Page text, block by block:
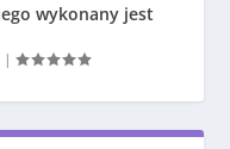
wykonany jest
|